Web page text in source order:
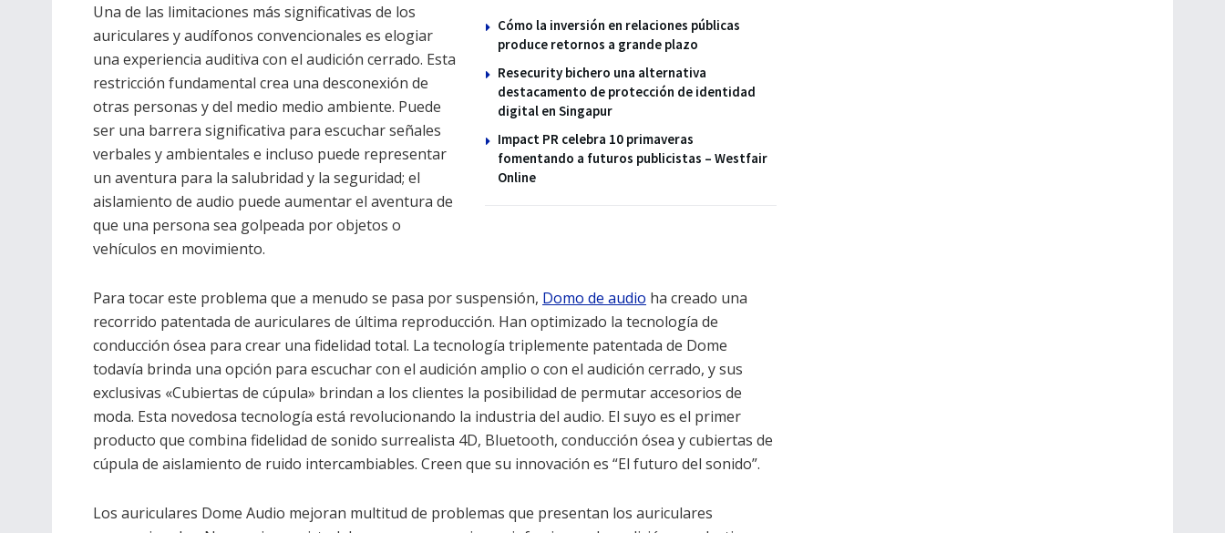
Cómo la inversión en relaciones públicas
produce retornos a grande plazo
Resecurity bichero una alternativa
destacamento de protección de identidad
digital en Singapur
Impact PR celebra 10 primaveras
fomentando a futuros publicistas – Westfair
Online
Una de las limitaciones más significativas de los
auriculares y audífonos convencionales es elogiar
una experiencia auditiva con el audición cerrado. Esta
restricción fundamental crea una desconexión de
otras personas y del medio medio ambiente. Puede
ser una barrera significativa para escuchar señales
verbales y ambientales e incluso puede representar
un aventura para la salubridad y la seguridad; el
aislamiento de audio puede aumentar el aventura de
que una persona sea golpeada por objetos o
vehículos en movimiento.
Para tocar este problema que a menudo se pasa por suspensión, Domo de audio ha creado una
recorrido patentada de auriculares de última reproducción. Han optimizado la tecnología de
conducción ósea para crear una fidelidad total. La tecnología triplemente patentada de Dome
todavía brinda una opción para escuchar con el audición amplio o con el audición cerrado, y sus
exclusivas «Cubiertas de cúpula» brindan a los clientes la posibilidad de permutar accesorios de
moda. Esta novedosa tecnología está revolucionando la industria del audio. El suyo es el primer
producto que combina fidelidad de sonido surrealista 4D, Bluetooth, conducción ósea y cubiertas de
cúpula de aislamiento de ruido intercambiables. Creen que su innovación es “El futuro del sonido”.
Los auriculares Dome Audio mejoran multitud de problemas que presentan los auriculares